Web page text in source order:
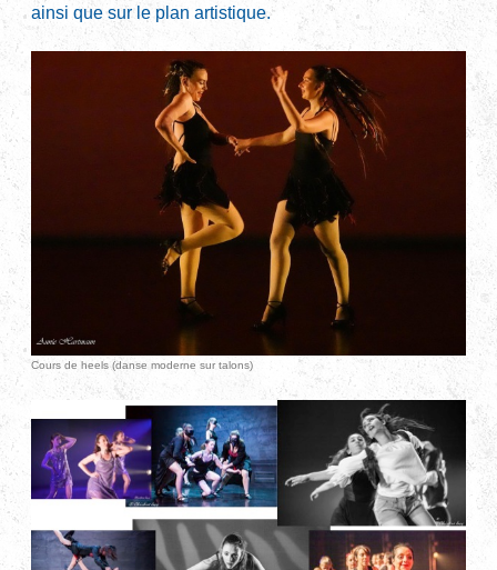
ainsi que sur le plan artistique.
Cours de heels (danse moderne sur talons)